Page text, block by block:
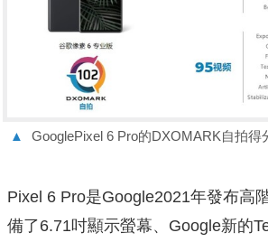
▲ GooglePixel 6 Pro的DXOMARK自拍得
Pixel 6 Pro是Google2021年發布高
備了6.71吋顯示螢幕、Google新的